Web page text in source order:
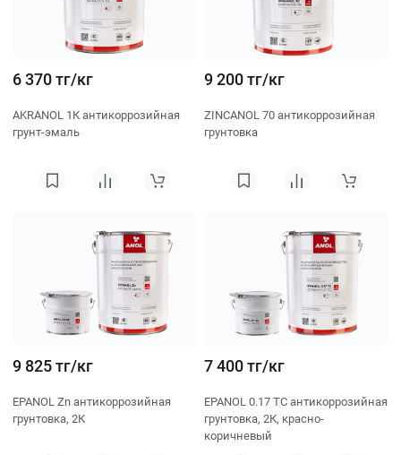
6 370 тг/кг
AKRANOL 1К антикоррозийная
грунт-эмаль
9 200 тг/кг
ZINCANOL 70 антикоррозийная
грунтовка
9 825 тг/кг
EPANOL Zn антикоррозийная
грунтовка, 2К
7 400 тг/кг
EPANOL 0.17 ТС антикоррозийная
грунтовка, 2К, красно-
коричневый